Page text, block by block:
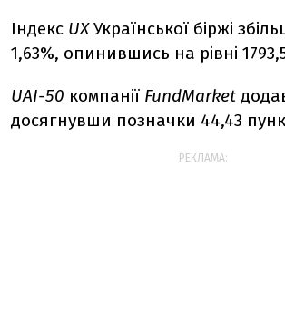
Індекс UXУкраїнської біржі
1,63%, опинившись на рівні
UAI-50 компанії FundMarket
досягнувши позначки 44,43
РЕКЛАМА: